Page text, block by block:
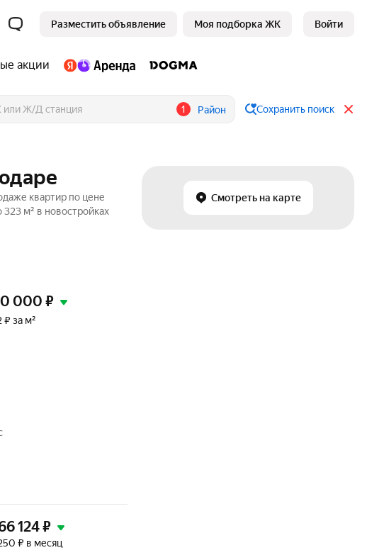
Разместить объявление Моя подборка ЖК Войти
акции
1 Район Сохранить поиск
Смотреть на карте
квартир по цене
м² в новостройках
000 ₽
₽ за м²
124₽
₽ в месяц